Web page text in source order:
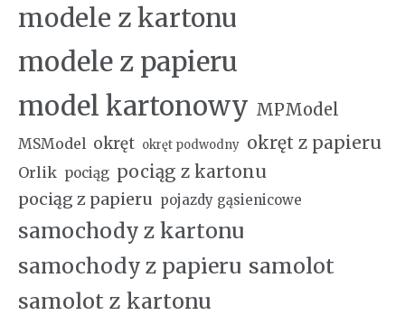
modele z kartonu
modele z papieru
model kartonowy MPModel
MSModel okręt okręt podwodny okręt z papieru
Orlik pociąg pociąg z kartonu
pociąg z papieru pojazdy gąsienicowe
samochody z kartonu
samochody z papieru samolot
samolot z kartonu